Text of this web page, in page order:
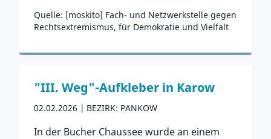
Quelle: [moskito] Fach- und Netzwerkstelle gegen
Rechtsextremismus, für Demokratie und Vielfalt
Zum Vorfall
"III. Weg"-Aufkleber in Karow
02.02.2026 BEZIRK: PANKOW
In der Bucher Chaussee wurde an einem